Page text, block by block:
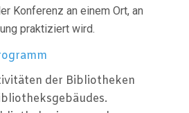
Konferenz an einem Ort, an
praktiziert wird.
der Bibliotheken